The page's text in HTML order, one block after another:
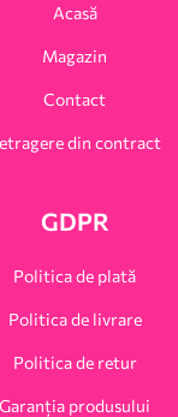
Acasă
Magazin
Contact
din contract
GDPR
Politica de plată
Politica de livrare
Politica de retur
Garanția produsului